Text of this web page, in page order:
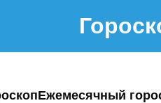
Ежемесячный